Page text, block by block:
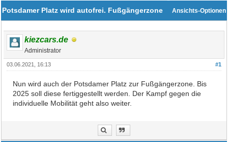
Ansichts-Optionen
Potsdamer Platz wird autofrei. Fußgängerzone
kiezcars.de
Administrator
#1
03.06.2021, 16:13
Nun wird auch der Potsdamer Platz zur Fußgängerzone. Bis
2025 soll diese fertiggestellt werden. Der Kampf gegen die
individuelle Mobilität geht also weiter.